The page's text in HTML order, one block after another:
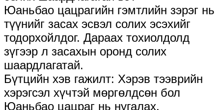
Юаньбао цацрагийн гэмтлийн зэрэг нь
түүнийг засах эсвэл солих эсэхийг
тодорхойлдог. Дараах тохиолдолд
зүгээр л засахын оронд солих
шаардлагатай.
Бүтцийн хэв гажилт: Хэрэв тээврийн
хэрэгсэл хүчтэй мөргөлдсөн бол
Юаньбао цацраг нь нугалах,